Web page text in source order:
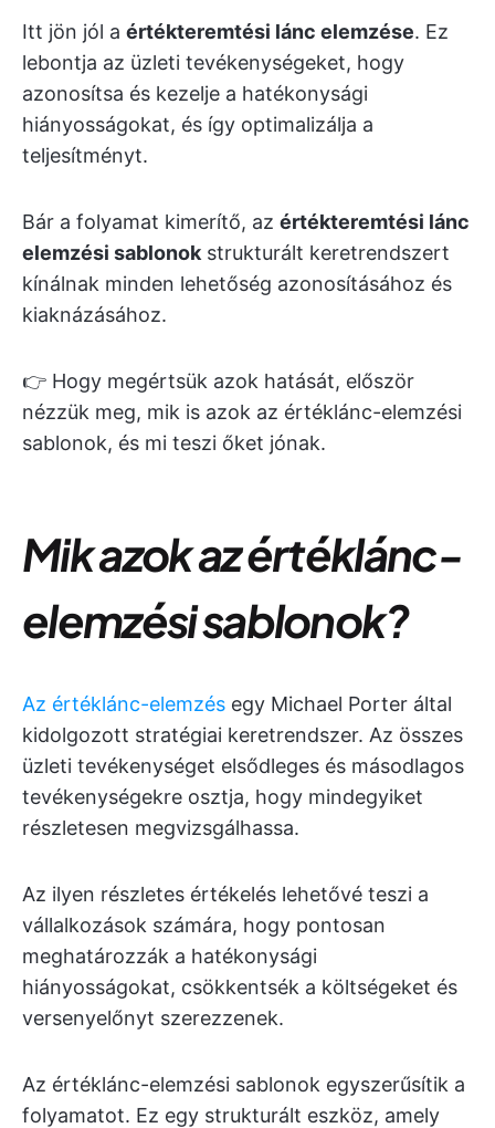
Itt jön jól a értékteremtési lánc elemzése. Ez
lebontja az üzleti tevékenységeket, hogy
azonosítsa és kezelje a hatékonysági
hiányosságokat, és így optimalizálja a
teljesítményt.
Bár a folyamat kimerítő, az értékteremtési lánc
elemzési sablonok strukturált keretrendszert
kínálnak minden lehetőség azonosításához és
kiaknázásához.
👉 Hogy megértsük azok hatását, először
nézzük meg, mik is azok az értéklánc-elemzési
sablonok, és mi teszi őket jónak.
Mik azok az értéklánc-
elemzési sablonok?
Az értéklánc-elemzés egy Michael Porter által
kidolgozott stratégiai keretrendszer. Az összes
üzleti tevékenységet elsődleges és másodlagos
tevékenységekre osztja, hogy mindegyiket
részletesen megvizsgálhassa.
Az ilyen részletes értékelés lehetővé teszi a
vállalkozások számára, hogy pontosan
meghatározzák a hatékonysági
hiányosságokat, csökkentsék a költségeket és
versenyelőnyt szerezzenek.
Az értéklánc-elemzési sablonok egyszerűsítik a
folyamatot. Ez egy strukturált eszköz, amely